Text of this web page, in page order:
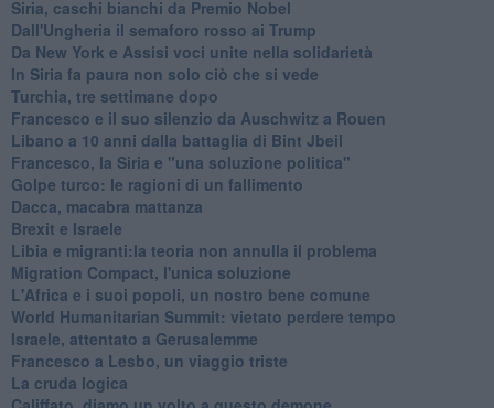
Siria, caschi bianchi da Premio Nobel
Dall'Ungheria il semaforo rosso ai Trump
Da New York e Assisi voci unite nella solidarietà
In Siria fa paura non solo ciò che si vede
Turchia, tre settimane dopo
Francesco e il suo silenzio da Auschwitz a Rouen
Libano a 10 anni dalla battaglia di Bint Jbeil
Francesco, la Siria e "una soluzione politica"
Golpe turco: le ragioni di un fallimento
Dacca, macabra mattanza
Brexit e Israele
Libia e migranti:la teoria non annulla il problema
Migration Compact, l'unica soluzione
L'Africa e i suoi popoli, un nostro bene comune
World Humanitarian Summit: vietato perdere tempo
Israele, attentato a Gerusalemme
Francesco a Lesbo, un viaggio triste
La cruda logica